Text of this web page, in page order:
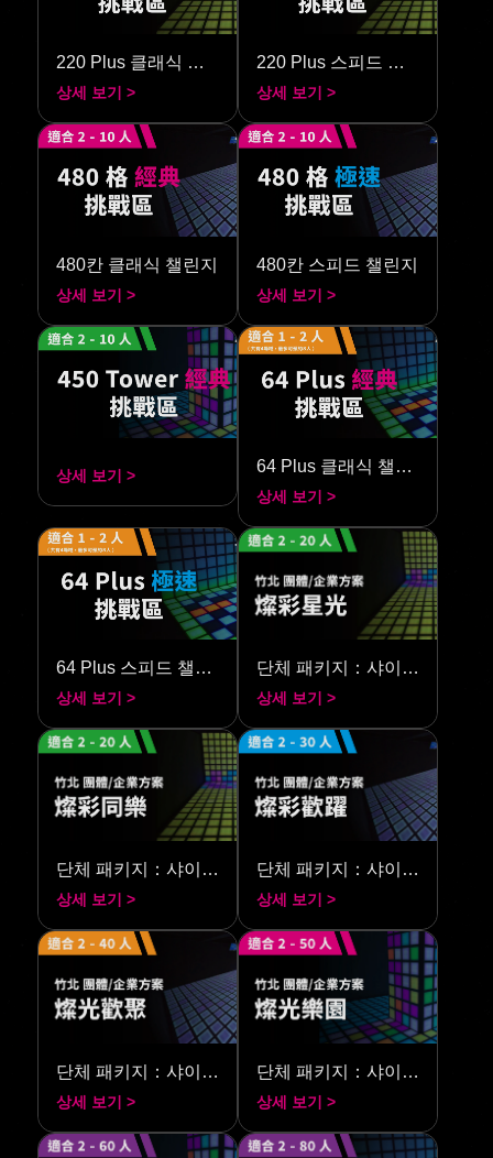
220 Plus 클래식 챌린지
상세 보기 >
220 Plus 스피드 챌린지
상세 보기 >
480칸 클래식 챌린지
상세 보기 >
480칸 스피드 챌린지
상세 보기 >
상세 보기 > 64 Plus 클래식 챌린지
상세 보기 >
64 Plus 스피드 챌린지
상세 보기 >
단체 패키지：샤이닝 스타라이트
상세 보기 >
단체 패키지：샤이닝 플레이
상세 보기 >
단체 패키지：샤이닝 점프
상세 보기 >
단체 패키지：샤이닝 파티
상세 보기 >
단체 패키지：샤이닝 파크
상세 보기 >